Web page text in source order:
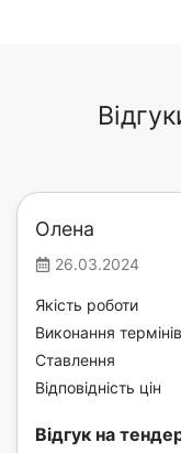
Олена
26.03.2024
Якість роботи
Виконання термінів
Ставлення
Відповідність цін
Відгук на